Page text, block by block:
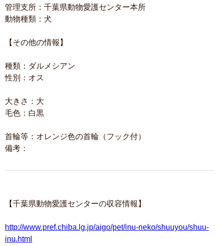
管理支所：千葉県動物愛護センター本所
動物種類：犬
【その他の情報】
種類：ダルメシアン
性別：オス
大きさ：大
毛色：白黒
首輪等：オレンジ色の首輪（フック付）
備考：
【千葉県動物愛護センターの収容情報】
http://www.pref.chiba.lg.jp/aigo/pet/inu-neko/shuuyou/shuu-
inu.html